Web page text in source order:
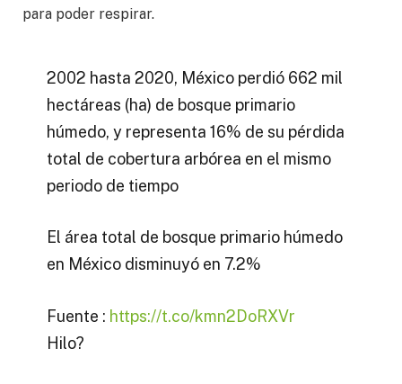
para poder respirar.
2002 hasta 2020, México perdió 662 mil
hectáreas (ha) de bosque primario
húmedo, y representa 16% de su pérdida
total de cobertura arbórea en el mismo
periodo de tiempo
El área total de bosque primario húmedo
en México disminuyó en 7.2%
Fuente : https://t.co/kmn2DoRXVr
Hilo?